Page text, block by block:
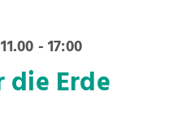
- 17:00
die Erde